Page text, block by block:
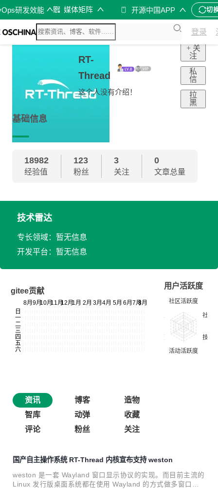
研发效能 媒体矩阵 开源中国APP 切
登录
RT-
Thread
这个人没有介绍！
+ 关
注
私
信
拉
黑
基础信息
18982
经验值
123
粉丝
3
关注
0
文章总量
技术雷达
专长领域：暂无信息
开发平台：暂无信息
gitee贡献
用户活跃度
资讯 博客
造物
智库
动弹
收藏
评论
粉丝 关注
国产自主操作系统 RT-Thread 内核宣布支持 weston
weston 是一套 Wayland 窗口显示协议的实现。而目前主流的
Linux 发行版桌面系统都在使用 Wayland 的方式做多窗口的